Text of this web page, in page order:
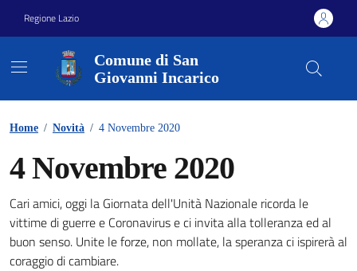
Regione Lazio
Comune di San
Giovanni Incarico
Home / Novità / 4 Novembre 2020
4 Novembre 2020
Dettagli della notizia
Cari amici, oggi la Giornata dell'Unità Nazionale ricorda le
vittime di guerre e Coronavirus e ci invita alla tolleranza ed al
buon senso. Unite le forze, non mollate, la speranza ci ispirerà al
coraggio di cambiare.